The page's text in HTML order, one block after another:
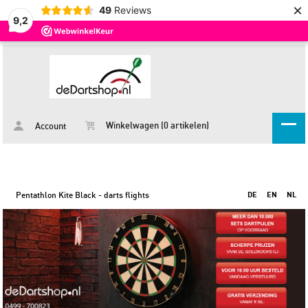
9,2
49 Reviews ×
Account Winkelwagen (0 artikelen)
Pentathlon Kite Black - darts flights DE EN NL